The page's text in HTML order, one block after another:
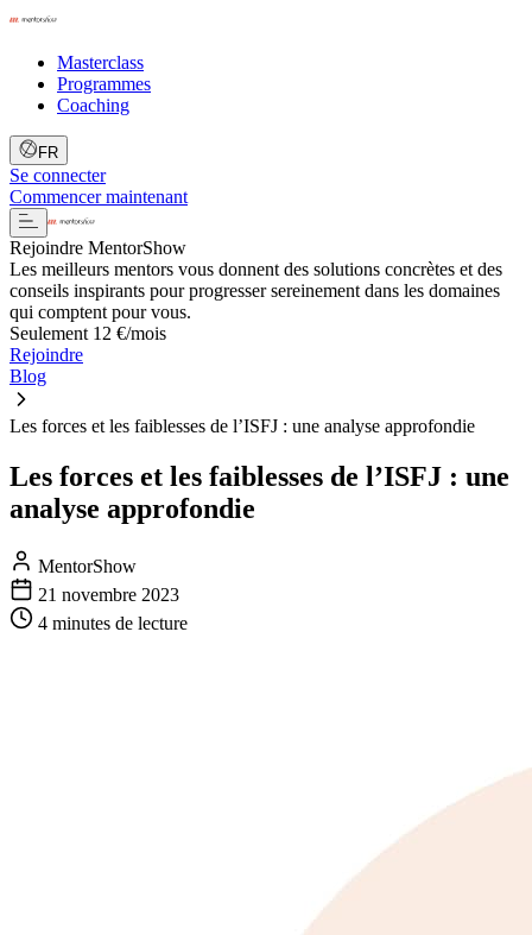
Masterclass
Programmes
Coaching
FR
Se connecter
Commencer maintenant
Rejoindre MentorShow
Les meilleurs mentors vous donnent des solutions concrètes et des
conseils inspirants pour progresser sereinement dans les domaines
qui comptent pour vous.
Seulement 12 €/mois
Rejoindre
Blog
Les forces et les faiblesses de l’ISFJ : une analyse approfondie
Les forces et les faiblesses de l’ISFJ : une
analyse approfondie
MentorShow
21 novembre 2023
4 minutes de lecture